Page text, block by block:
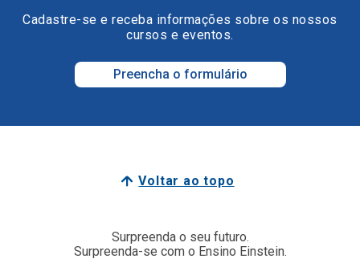
Cadastre-se e receba informações sobre os nossos
cursos e eventos.
Preencha o formulário
Voltar ao topo
Surpreenda o seu futuro.
Surpreenda-se com o Ensino Einstein.